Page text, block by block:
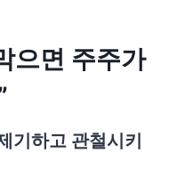
으면 주주가
기하고 관철시키